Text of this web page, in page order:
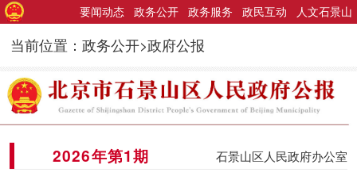
人文石景山
政民互动
政务服务
政务公开
要闻动态
当前位置：政务公开>政府公报
2026年第1期 石景山区人民政府办公室